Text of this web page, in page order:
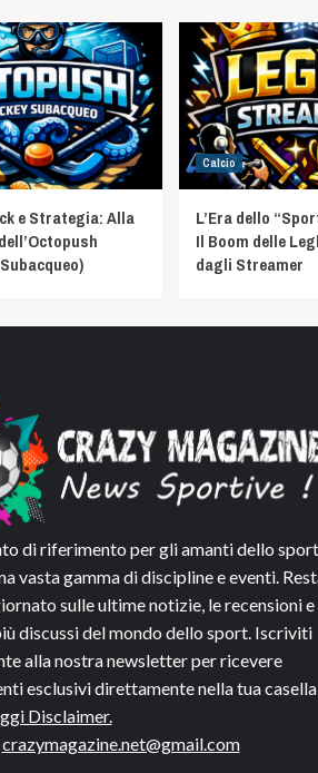
e Strategia: Alla
Calcio
L’Era dello
Il Boom delle
dagli Streamer
di riferimento per gli amanti dello
vasta gamma di discipline e eventi.
sulle ultime notizie, le recensioni e
discussi del mondo dello sport. Iscriviti
alla nostra newsletter per ricevere
esclusivi direttamente nella tua
Disclaimer.
crazymagazine.net@gmail.com